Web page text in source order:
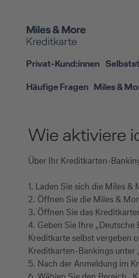
Privat-Kund:innen
Häufige Fragen Miles &
Wie aktiviere
Über Ihr Kreditkarten-
1. Laden Sie sich die Miles
2. Öffnen Sie die Miles &
3. Öffnen Sie das
4. Geben Sie Ihre „Deutsche
Kreditkarte selbst vergeben
Kreditkarten-Bankings unter
5. Nach der Anmeldung im